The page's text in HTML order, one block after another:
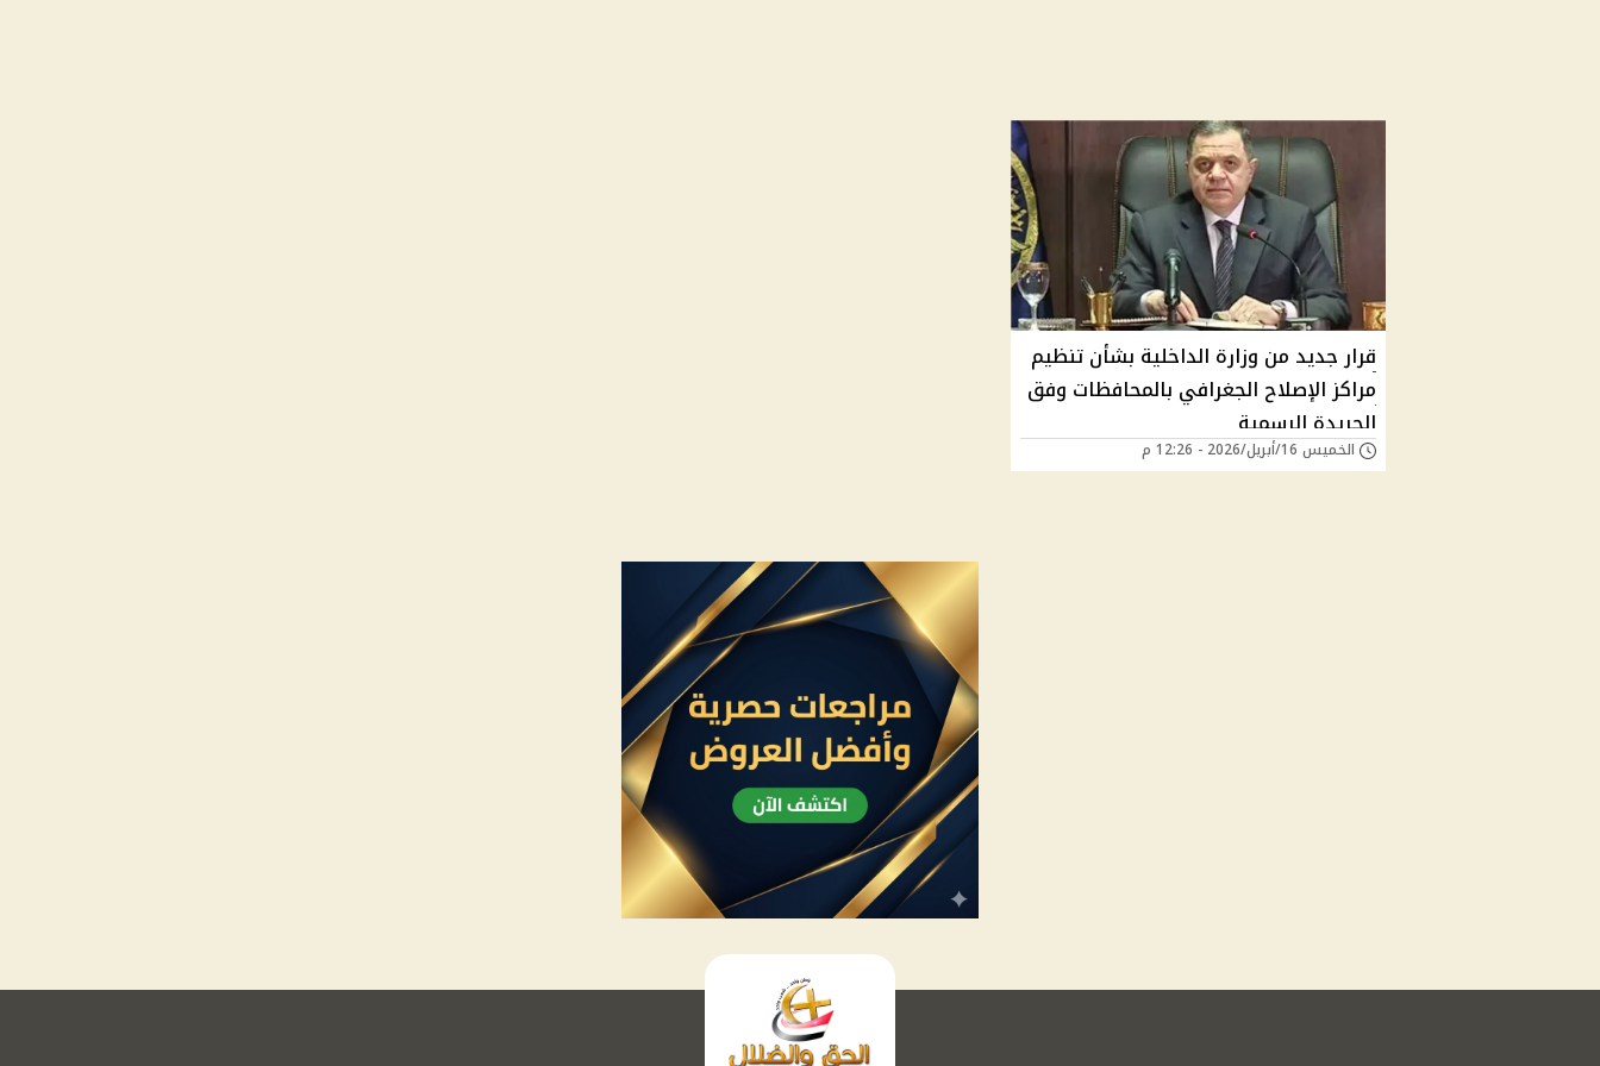
قرار جديد من وزارة الداخلية بشأن تنظيم
مراكز الإصلاح الجغرافي بالمحافظات وفق
الجريدة الرسمية
الخميس 16/أبريل/2026 - 12:26 م